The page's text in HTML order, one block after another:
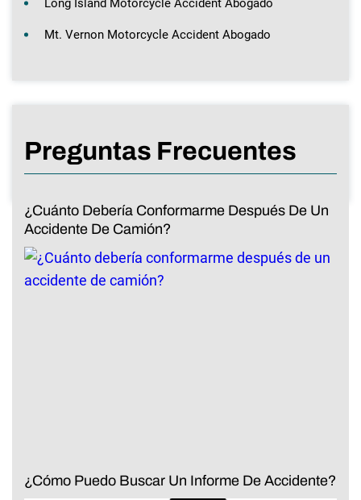
Long Island Motorcycle Accident Abogado
Mt. Vernon Motorcycle Accident Abogado
Preguntas Frecuentes
¿Cuánto Debería Conformarme Después De Un
Accidente De Camión?
¿Cómo Puedo Buscar Un Informe De Accidente?